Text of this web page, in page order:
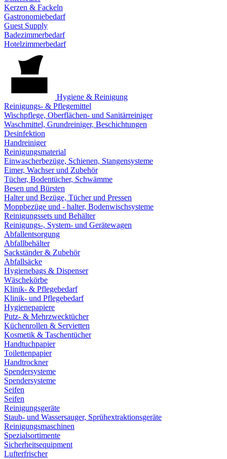
Kerzen & Fackeln
Gastronomiebedarf
Guest Supply
Badezimmerbedarf
Hotelzimmerbedarf
Hygiene & Reinigung
Reinigungs- & Pflegemittel
Wischpflege, Oberflächen- und Sanitärreiniger
Waschmittel, Grundreiniger, Beschichtungen
Desinfektion
Handreiniger
Reinigungsmaterial
Einwascherbezüge, Schienen, Stangensysteme
Eimer, Wachser und Zubehör
Tücher, Bodentücher, Schwämme
Besen und Bürsten
Halter und Bezüge, Tücher und Pressen
Moppbezüge und - halter, Bodenwischsysteme
Reinigungssets und Behälter
Reinigungs-, System- und Gerätewagen
Abfallentsorgung
Abfallbehälter
Sackständer & Zubehör
Abfallsäcke
Hygienebags & Dispenser
Wäschekörbe
Klinik- & Pflegebedarf
Klinik- und Pflegebedarf
Hygienepapiere
Putz- & Mehrzwecktücher
Küchenrollen & Servietten
Kosmetik & Taschentücher
Handtuchpapier
Toilettenpapier
Handtrockner
Spendersysteme
Spendersysteme
Seifen
Seifen
Reinigungsgeräte
Staub- und Wassersauger, Sprühextraktionsgeräte
Reinigungsmaschinen
Spezialsortimente
Sicherheitsequipment
Lufterfrischer